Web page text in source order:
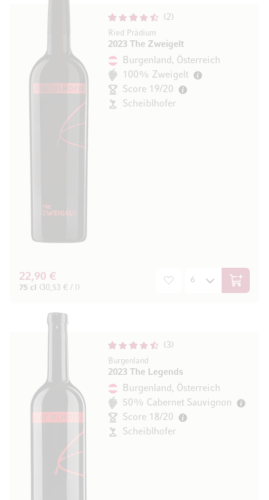
2
Ried Prädium
2023 The Zweigelt
Burgenland, Österreich
100% Zweigelt
Score 19/20
Scheiblhofer
22,90 €
75 cl (30,53 € / l) In den
3
Burgenland
2023 The Legends
Burgenland, Österreich
50% Cabernet Sauvignon
Score 18/20
Scheiblhofer